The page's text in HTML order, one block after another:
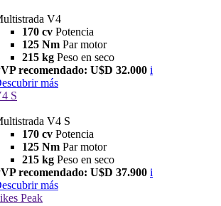
V4
170 cv Potencia
125 Nm Par motor
215 kg Peso en seco
recomendado: U$D 32.000 i
más
S
V4 S
170 cv Potencia
125 Nm Par motor
215 kg Peso en seco
recomendado: U$D 37.900 i
más
Peak